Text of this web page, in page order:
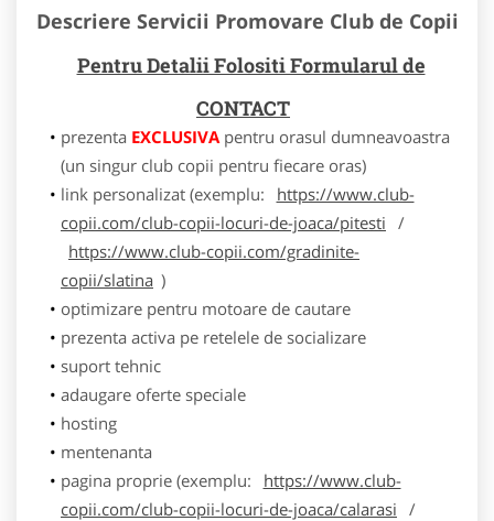
Descriere Servicii Promovare Club de Copii
Pentru Detalii Folositi Formularul de
CONTACT
prezenta EXCLUSIVApentru orasul dumneavoastra
(un singur club copii pentru fiecare oras)
link personalizat (exemplu:
https://www.club-
copii.com/club-copii-locuri-de-joaca/pitesti /
https://www.club-copii.com/gradinite-
copii/slatina )
optimizare pentru motoare de cautare
prezenta activa pe retelele de socializare
suport tehnic
adaugare oferte speciale
hosting
mentenanta
pagina proprie (exemplu:
https://www.club-
copii.com/club-copii-locuri-de-joaca/calarasi /